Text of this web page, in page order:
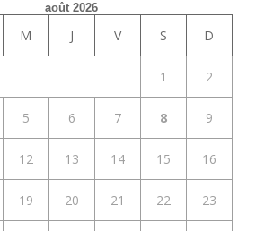
août 2026
M J V S D
1 2
5 6 7 8 9
12 13 14 15 16
19 20 21 22 23